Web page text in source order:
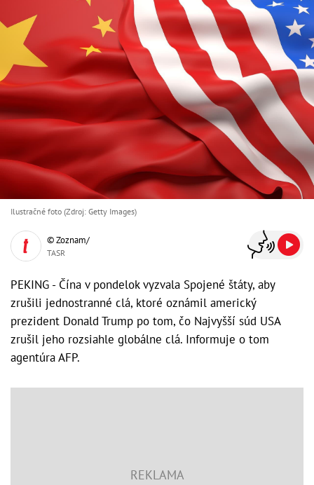
Ilustračné foto (Zdroj: Getty Images)
© Zoznam/
TASR
PEKING - Čína v pondelok vyzvala Spojené štáty, aby
zrušili jednostranné clá, ktoré oznámil americký
prezident Donald Trump po tom, čo Najvyšší súd USA
zrušil jeho rozsiahle globálne clá. Informuje o tom
agentúra AFP.